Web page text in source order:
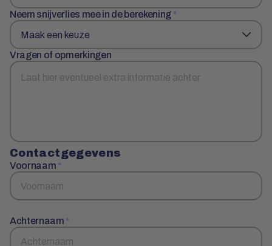
Neem snijverlies mee in de berekening *
Vragen of opmerkingen
Contactgegevens
Voornaam *
Achternaam *